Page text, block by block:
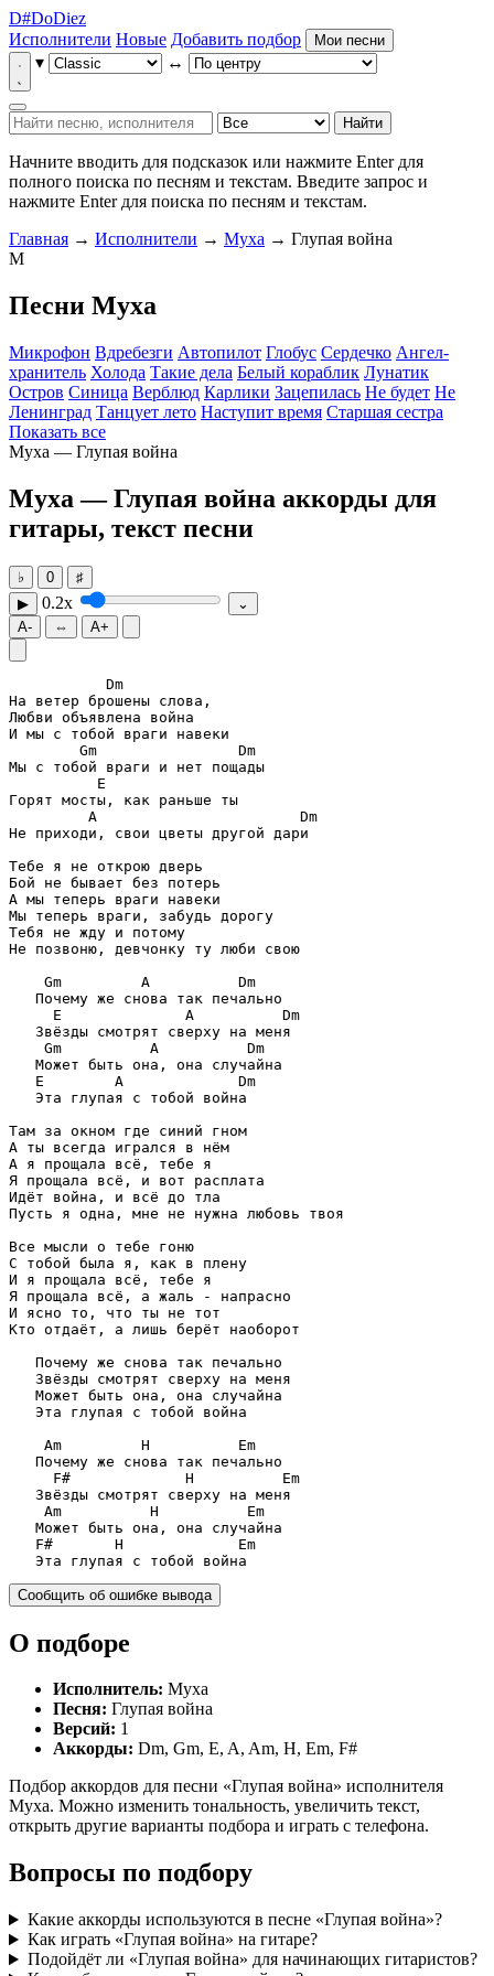
D#DoDiez
Исполнители Новые Добавить подбор Мои песни
▾ ↔
Найти
Начните вводить для подсказок или нажмите Enter для
полного поиска по песням и текстам. Введите запрос и
нажмите Enter для поиска по песням и текстам.
Главная → Исполнители → Муха → Глупая война
М
Песни Муха
Микрофон Вдребезги Автопилот Глобус Сердечко Ангел-
хранитель Холода Такие дела Белый кораблик Лунатик
Остров Синица Верблюд Карлики Зацепилась Не будет Не
Ленинград Танцует лето Наступит время Старшая сестра
Показать все
Муха — Глупая война
Муха — Глупая война аккорды для
гитары, текст песни
♭ 0
♯
▶
0.2x
⌄
A-
⇔ A+
Dm
На ветер брошены слова,
Любви объявлена война
Gm
Dm
E
A
Dm
Не приходи, свои цветы другой дари
Тебе я не открою дверь
Бой не бывает без потерь
А мы теперь враги навеки
Мы теперь враги, забудь дорогу
Тебя не жду и потому
Не позвоню, девчонку ту люби свою
Gm
A
Dm
E
A
Dm
Gm
A
Dm
E
A
Dm
   Эта глупая с тобой война
Там за окном где синий гном
А ты всегда игрался в нём
А я прощала всё, тебе я
Я прощала всё, и вот расплата
Идёт война, и всё до тла
Пусть я одна, мне не нужна любовь твоя
Все мысли о тебе гоню
С тобой была я, как в плену
И я прощала всё, тебе я
Я прощала всё, а жаль - напрасно
И ясно то, что ты не тот
Кто отдаёт, а лишь берёт наоборот
   Почему же снова так печально
   Звёзды смотрят сверху на меня
   Может быть она, она случайна
   Эта глупая с тобой война
Am
H
Em
F#
H
Em
Am
H
Em
F#
H
Em
   Эта глупая с тобой война
Сообщить об ошибке вывода
О подборе
Исполнитель: Муха
Песня: Глупая война
Версий: 1
Аккорды: Dm, Gm, E, A, Am, H, Em, F#
Подбор аккордов для песни «Глупая война» исполнителя
Муха. Можно изменить тональность, увеличить текст,
открыть другие варианты подбора и играть с телефона.
Вопросы по подбору
Какие аккорды используются в песне «Глупая война»?
Как играть «Глупая война» на гитаре?
Подойдёт ли «Глупая война» для начинающих гитаристов?